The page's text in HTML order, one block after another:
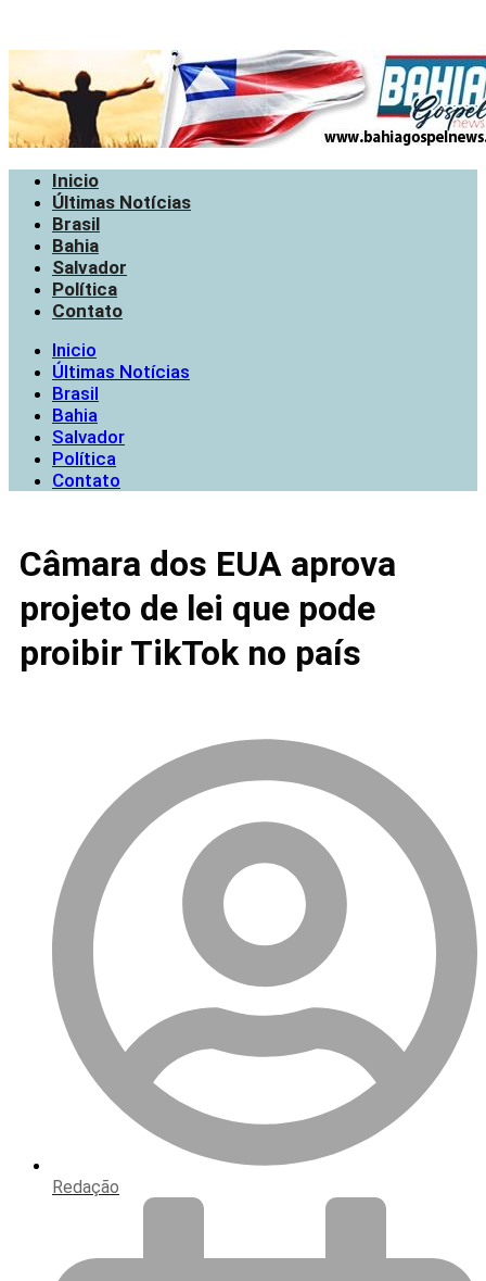
Inicio
Últimas Notícias
Brasil
Bahia
Salvador
Política
Contato
Inicio
Últimas Notícias
Brasil
Bahia
Salvador
Política
Contato
Câmara dos EUA aprova
projeto de lei que pode
proibir TikTok no país
Redação